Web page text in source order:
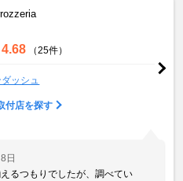
4.68 （25件）
ッシュ
付店を探す
日
るつもりでしたが、調べてい